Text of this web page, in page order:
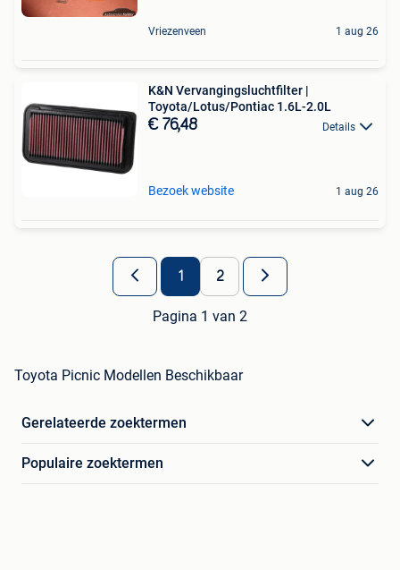
Vriezenveen 1 aug 26
K&N Vervangingsluchtfilter |
Toyota/Lotus/Pontiac 1.6L-2.0L
€ 76,48 Details
Bezoek website 1 aug 26
1 2
Pagina 1 van 2
Toyota Picnic Modellen Beschikbaar
Gerelateerde zoektermen
Populaire zoektermen